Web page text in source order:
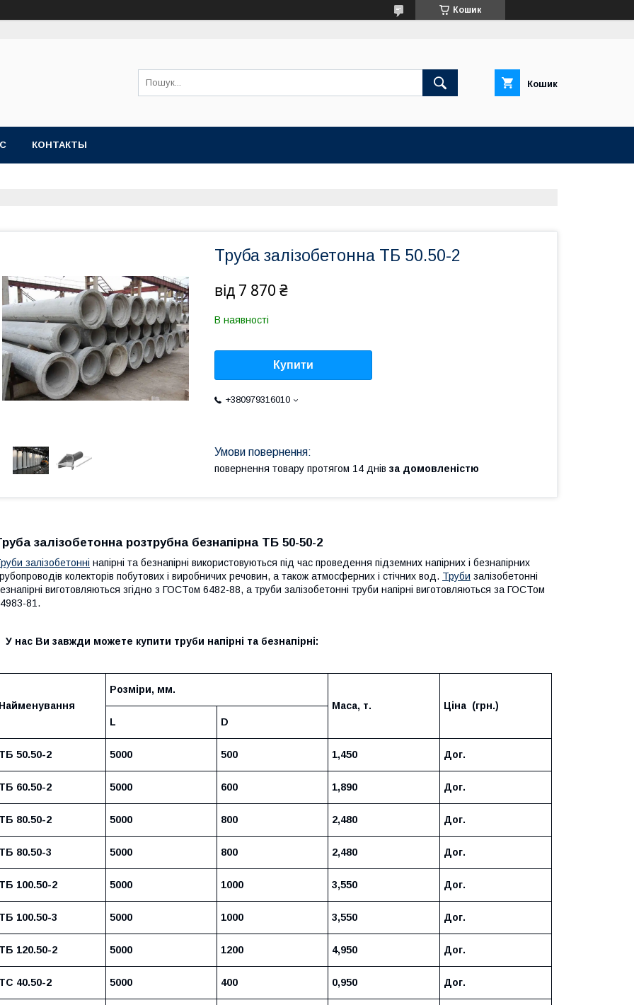
Кошик
Кошик
КОНТАКТЫ
Труба залізобетонна ТБ 50.50-2
від 7 870 ₴
В наявності
Купити
+380979316010
повернення товару протягом 14 днів за домовленістю
залізобетонна розтрубна безнапірна ТБ 50-50-2
залізобетонні напірні та безнапірні використовуються під час проведення підземних напірних і безнапірних
колекторів побутових і виробничих речовин, а також атмосферних і стічних вод. Труби залізобетонні
виготовляються згідно з ГОСТом 6482-88, а труби залізобетонні труби напірні виготовляються за ГОСТом
81.
У нас Ви завжди можете купити труби напірні та безнапірні:
Найменування
Розміри, мм.
Маса, т.
Ціна (грн.)
L
D
ТБ 50.50-2 5000 500 1,450 Дог.
ТБ 60.50-2 5000 600 1,890 Дог.
ТБ 80.50-2 5000 800 2,480 Дог.
ТБ 80.50-3 5000 800 2,480 Дог.
ТБ 100.50-2 5000 1000 3,550 Дог.
ТБ 100.50-3 5000 1000 3,550 Дог.
ТБ 120.50-2 5000 1200 4,950 Дог.
ТС 40.50-2 5000 400 0,950 Дог.